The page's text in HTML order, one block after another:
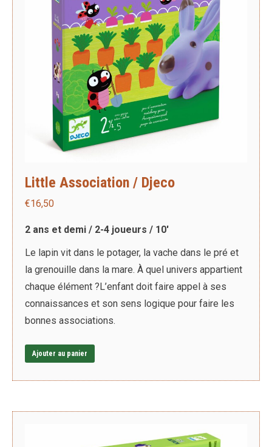
Little Association / Djeco
€16,50
2 ans et demi / 2-4 joueurs / 10′
Le lapin vit dans le potager, la vache dans le pré et
la grenouille dans la mare. À quel univers appartient
chaque élément ?L’enfant doit faire appel à ses
connaissances et son sens logique pour faire les
bonnes associations.
Ajouter au panier